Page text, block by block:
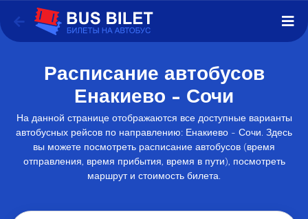
Расписание автобусов
Енакиево - Сочи
На данной странице отображаются все доступные варианты
автобусных рейсов по направлению: Енакиево - Сочи. Здесь
вы можете посмотреть расписание автобусов (время
отправления, время прибытия, время в пути), посмотреть
маршрут и стоимость билета.